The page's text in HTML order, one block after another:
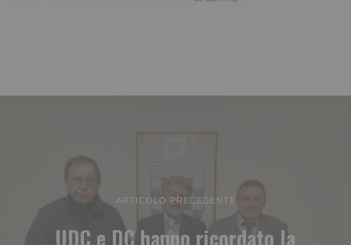
ARTICOLO PRECEDENTE
UDC e DC hanno ricordato la